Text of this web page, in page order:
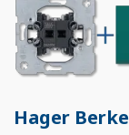
Hager